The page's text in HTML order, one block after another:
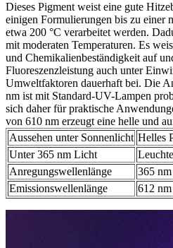
Dieses Pigment weist eine gute
einigen Formulierungen bis zu einer
etwa 200 °C verarbeitet werden.
mit moderaten Temperaturen. Es
und Chemikalienbeständigkeit auf
Fluoreszenzleistung auch unter
Umweltfaktoren dauerhaft bei. Die
nm ist mit Standard-UV-Lampen
sich daher für praktische
von 610 nm erzeugt eine helle und
Aussehen unter Sonnenlicht Helles
Unter 365 nm Licht
Anregungswellenlänge
365 nm
Emissionswellenlänge
612